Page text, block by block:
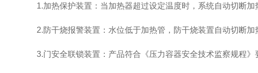
1.加热保护装置：当加热器超过设定温度时，系统自动切断加
2.防干烧报警装置：水位低于加热管，防干烧装置自动切断加
3.门安全联锁装置：产品符合《压力容器安全技术监察规程》